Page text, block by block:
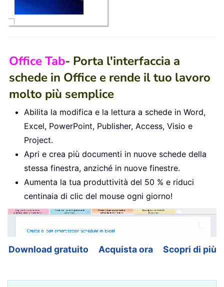
Office Tab- Porta l'interfaccia a
schede in Office e rende il tuo lavoro
molto più semplice
Abilita la modifica e la lettura a schede in Word,
Excel, PowerPoint, Publisher, Access, Visio e
Project.
Apri e crea più documenti in nuove schede della
stessa finestra, anziché in nuove finestre.
Aumenta la tua produttività del 50 % e riduci
centinaia di clic del mouse ogni giorno!
Download gratuito Acquista ora Scopri di più